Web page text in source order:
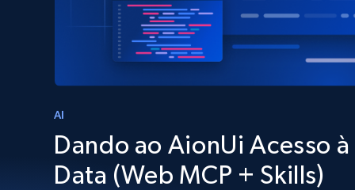
Escale os navegadores para
dados com desbloqueio e
integrados
Proxies residenciais 50% OFF
400M+ IPs globais de dispositivos
reais
INFRAESTRUTURA PROXY
Proxies residenciais
Começa a
AI
Dando ao AionUi Acesso
Data (Web MCP + Skills)